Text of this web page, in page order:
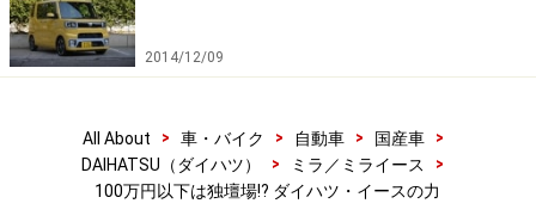
2014/12/09
All About > 車・バイク > 自動車 > 国産車
>
DAIHATSU（ダイハツ）
> ミラ／ミライース
>
100万円以下は独壇場!? ダイハツ・イースの力